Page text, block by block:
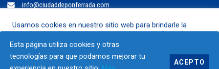
info@ciudaddeponferrada.com
2024 ©C.B. Ciudad de Ponferrrada
Usamos cookies en nuestro sitio web para brindarle la
experiencia más relevante recordando sus preferencias y
visitas repetidas. Al hacer clic en "Aceptar", acepta el uso de
TODAS las cookies.
Esta página utiliza cookies y otras
tecnologías para que podamos mejorar tu
ACEPTO